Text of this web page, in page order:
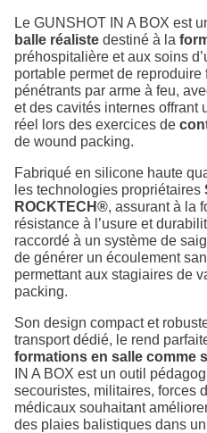
Le GUNSHOT IN A BOX est
balle réaliste destiné à la
préhospitalière et aux soins
portable permet de
pénétrants par arme à feu,
et des cavités internes offrant
réel lors des exercices de
de wound packing.
Fabriqué en silicone haute
les technologies propriétaires
ROCKTECH®, assurant à la
résistance à l’usure et
raccordé à un système de
de générer un écoulement
permettant aux stagiaires de
packing.
Son design compact et
transport dédié, le rend
formations en salle comme
IN A BOX est un outil
secouristes, militaires, forces
médicaux souhaitant
des plaies balistiques dans